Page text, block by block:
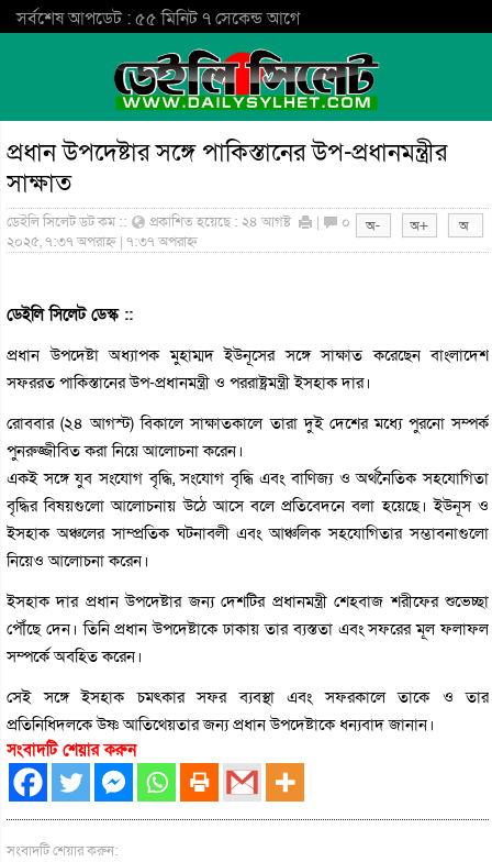
সর্বশেষ আপডেট : ৫৫ মিনিট ৭ সেকেন্ড আগে
প্রধান উপদেষ্টার সঙ্গে পাকিস্তানের উপ-প্রধানমন্ত্রীর
সাক্ষাত
ডেইলি সিলেট ডট কম ::
প্রকাশিত হয়েছে : ২৪ আগষ্ট
২০২৫, ৭:৩৭ অপরাহ্ন | ৭:৩৭ অপরাহ্ন
| ০
ডেইলি সিলেট ডেস্ক ::
প্রধান উপদেষ্টা অধ্যাপক মুহাম্মদ ইউনূসের সঙ্গে সাক্ষাত করেছেন বাংলাদেশ
সফররত পাকিস্তানের উপ-প্রধানমন্ত্রী ও পররাষ্ট্রমন্ত্রী ইসহাক দার।
রোববার (২৪ আগস্ট) বিকালে সাক্ষাতকালে তারা দুই দেশের মধ্যে পুরনো সম্পর্ক
পুনরুজ্জীবিত করা নিয়ে আলোচনা করেন।
একই সঙ্গে যুব সংযোগ বৃদ্ধি, সংযোগ বৃদ্ধি এবং বাণিজ্য ও অর্থনৈতিক সহযোগিতা
বৃদ্ধির বিষয়গুলো আলোচনায় উঠে আসে বলে প্রতিবেদনে বলা হয়েছে। ইউনূস ও
ইসহাক অঞ্চলের সাম্প্রতিক ঘটনাবলী এবং আঞ্চলিক সহযোগিতার সম্ভাবনাগুলো
নিয়েও আলোচনা করেন।
ইসহাক দার প্রধান উপদেষ্টার জন্য দেশটির প্রধানমন্ত্রী শেহবাজ শরীফের শুভেচ্ছা
পৌঁছে দেন। তিনি প্রধান উপদেষ্টাকে ঢাকায় তার ব্যস্ততা এবং সফরের মূল ফলাফল
সম্পর্কে অবহিত করেন।
সেই সঙ্গে ইসহাক চমৎকার সফর ব্যবস্থা এবং সফরকালে তাকে ও তার
প্রতিনিধিদলকে উষ্ণ আতিথেয়তার জন্য প্রধান উপদেষ্টাকে ধন্যবাদ জানান।
সংবাদটি শেয়ার করুন
সংবাদটি শেয়ার করুন: